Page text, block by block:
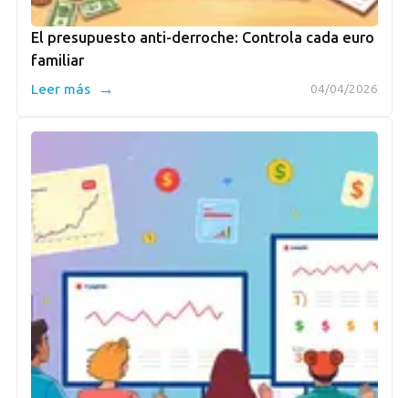
El presupuesto anti-derroche: Controla cada euro
familiar
04/04/2026
Leer más →